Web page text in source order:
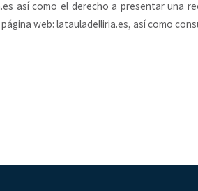
así como el derecho a presentar una
web: latauladelliria.es, así como